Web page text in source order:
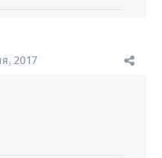
2017